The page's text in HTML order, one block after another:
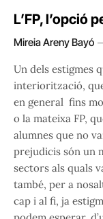
L’FP, l’opció
Mireia Areny Bayó
Un dels estigmes
interiorització,
en general fins
o la mateixa FP,
alumnes que no
prejudicis són un
sectors als quals
també, per a
cap i al fi, ja